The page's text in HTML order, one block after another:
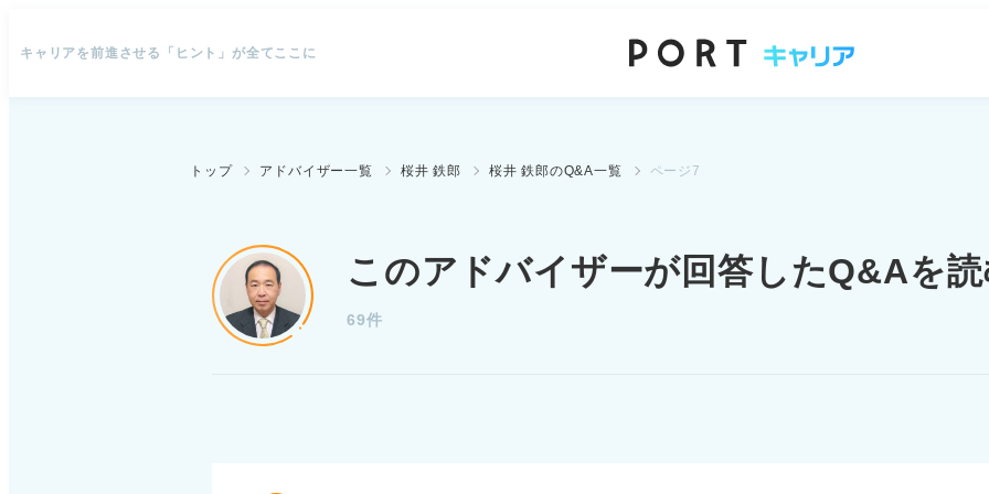
キャリアを前進させる「ヒント」が全てここに
トップ アドバイザー一覧 桜井 鉄郎 桜井 鉄郎のQ&A一覧 ページ7
このアドバイザーが回答したQ&Aを
69件